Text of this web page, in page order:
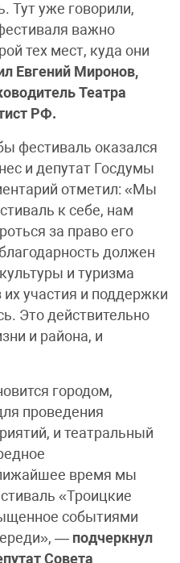
Тут уже говорили,
важно
тех мест, куда они
Евгений Миронов,
Театра
РФ.
фестиваль оказался
и депутат Госдумы
отметил: «Мы
к себе, нам
за право его
должен
и туризма
участия и поддержки
Это действительно
и района, и
городом,
проведения
и театральный
время мы
«Троицкие
событиями
—подчеркнул
Совета